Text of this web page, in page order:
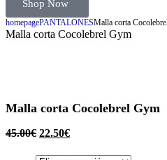
Shop Now
homepagePANTALONESMalla corta
Malla corta Cocolebrel Gym
Malla corta Cocolebrel Gym
45.00€ 22.50€